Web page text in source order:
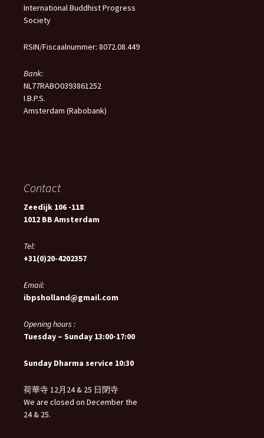
International Buddhist Progress
Society
RSIN/Fiscaalnummer: 8072.08.449
Bank:
NL77RABO0393861252
I.B.P.S.
Amsterdam (Rabobank)
Contact
Zeedijk 106 -118
1012 BB Amsterdam
Tel:
+31(0)20-4202357
Email:
ibpsholland@gmail.com
Opening hours :
Tuesday – Sunday 13:00-17:00
Sunday Dharma service 10:30
荷華寺 12月24 & 25 日閉寺
We are closed on December the
24 & 25.